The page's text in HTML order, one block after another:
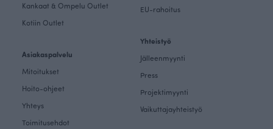
Kankaat & Ompelu Outlet
Kotiin Outlet
Asiakaspalvelu
Mitoitukset
Hoito-ohjeet
Yhteys
Toimitusehdot
EU-rahoitus
Yhteistyö
Jälleenmyynti
Press
Projektimyynti
Vaikuttajayhteistyö